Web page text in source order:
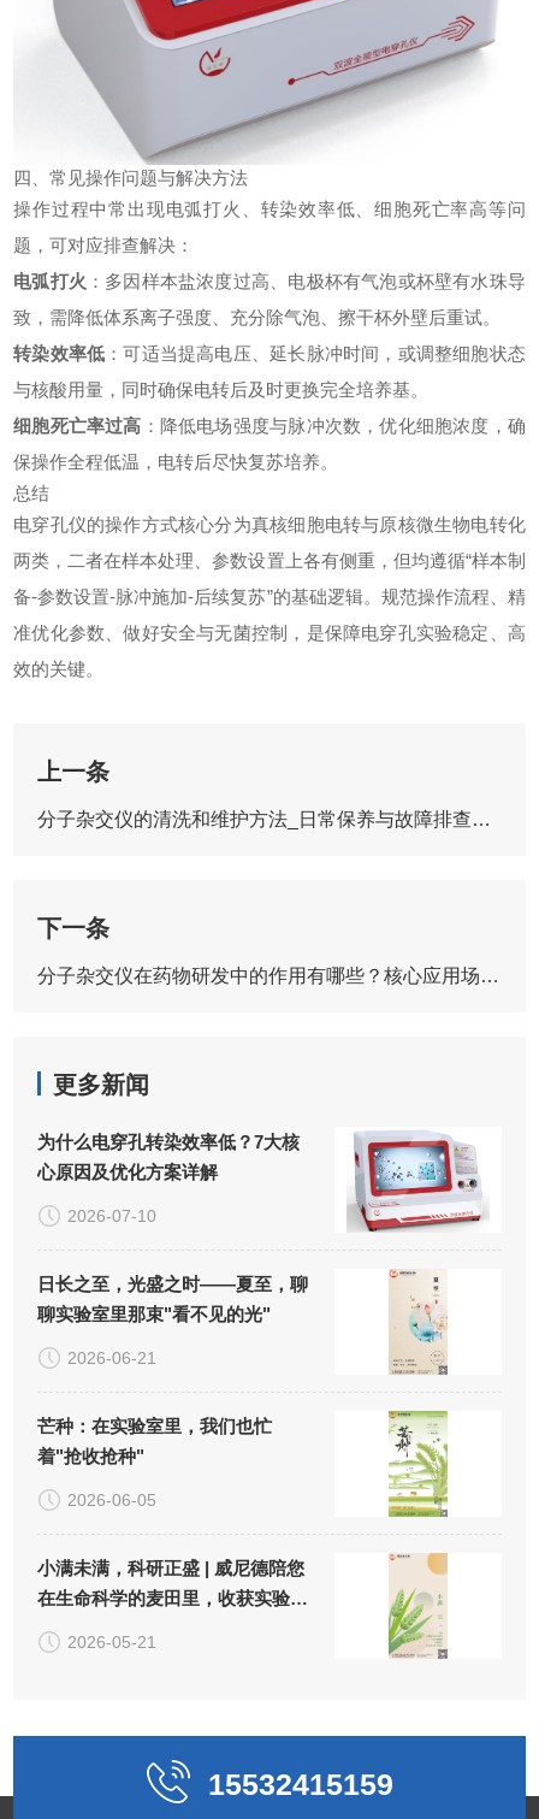
四、常见操作问题与解决方法
操作过程中常出现电弧打火、转染效率低、细胞死亡率高等问
题，可对应排查解决：
电弧打火 ：多因样本盐浓度过高、电极杯有气泡或杯壁有水珠导
致，需降低体系离子强度、充分除气泡、擦干杯外壁后重试。
转染效率低 ：可适当提高电压、延长脉冲时间，或调整细胞状态
与核酸用量，同时确保电转后及时更换完全培养基。
细胞死亡率过高 ：降低电场强度与脉冲次数，优化细胞浓度，确
保操作全程低温，电转后尽快复苏培养。
总结
电穿孔仪的操作方式核心分为真核细胞电转与原核微生物电转化
两类，二者在样本处理、参数设置上各有侧重，但均遵循“样本制
备-参数设置-脉冲施加-后续复苏”的基础逻辑。规范操作流程、精
准优化参数、做好安全与无菌控制，是保障电穿孔实验稳定、高
效的关键。
上一条
分子杂交仪的清洗和维护方法_日常保养与故障排查指南
下一条
分子杂交仪在药物研发中的作用有哪些？核心应用场景与价值解
更多新闻
为什么电穿孔转染效率低？7大核
心原因及优化方案详解
2026-07-10
日长之至，光盛之时——夏至，聊
聊实验室里那束"看不见的光"
2026-06-21
芒种：在实验室里，我们也忙
着"抢收抢种"
2026-06-05
小满未满，科研正盛 | 威尼德陪您
在生命科学的麦田里，收获实验
的"小小圆满"
2026-05-21
15532415159